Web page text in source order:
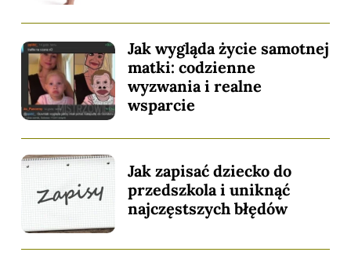
Jak wygląda życie samotnej
matki: codzienne
wyzwania i realne
wsparcie
Jak zapisać dziecko do
przedszkola i uniknąć
najczęstszych błędów